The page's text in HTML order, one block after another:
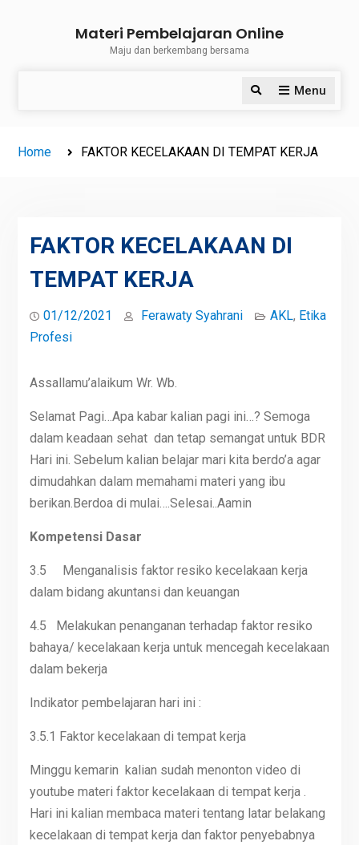
Materi Pembelajaran Online
Maju dan berkembang bersama
Menu
Search
Home FAKTOR KECELAKAAN DI TEMPAT KERJA
FAKTOR KECELAKAAN DI
TEMPAT KERJA
01/12/2021 Ferawaty Syahrani AKL, Etika
Profesi
Assallamu’alaikum Wr. Wb.
Selamat Pagi…Apa kabar kalian pagi ini…? Semoga
dalam keadaan sehat dan tetap semangat untuk BDR
Hari ini. Sebelum kalian belajar mari kita berdo’a agar
dimudahkan dalam memahami materi yang ibu
berikan.Berdoa di mulai….Selesai..Aamin
Kompetensi Dasar
3.5 Menganalisis faktor resiko kecelakaan kerja
dalam bidang akuntansi dan keuangan
4.5 Melakukan penanganan terhadap faktor resiko
bahaya/ kecelakaan kerja untuk mencegah kecelakaan
dalam bekerja
Indikator pembelajaran hari ini :
3.5.1 Faktor kecelakaan di tempat kerja
Minggu kemarin kalian sudah menonton video di
youtube materi faktor kecelakaan di tempat kerja .
Hari ini kalian membaca materi tentang latar belakang
kecelakaan di tempat kerja dan faktor penyebabnya